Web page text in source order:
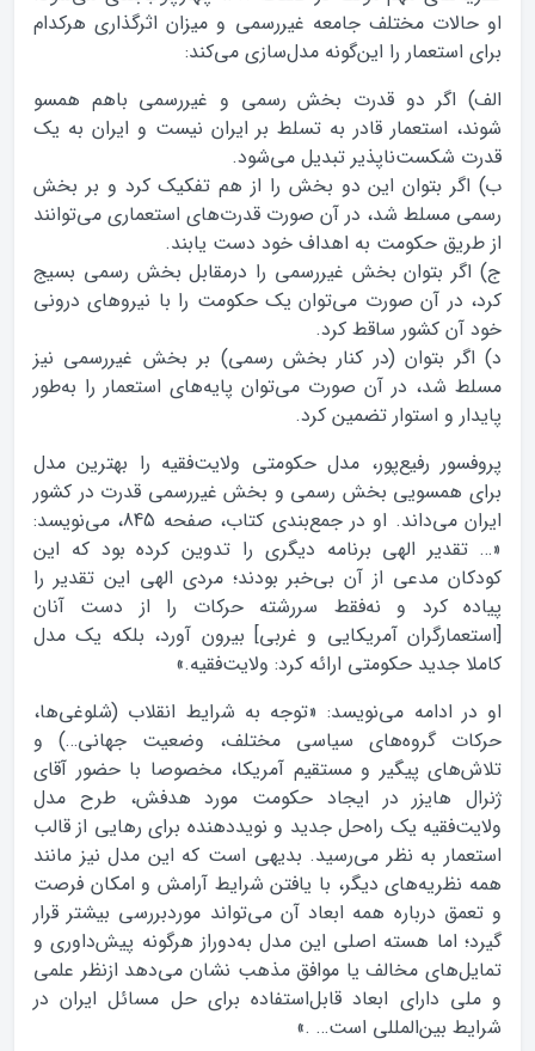
او حالات مختلف جامعه غیررسمی و میزان اثرگذاری هرکدام
برای استعمار را این‌گونه مدل‌سازی می‌کند:
الف) اگر دو قدرت بخش رسمی و غیررسمی باهم همسو
شوند، استعمار قادر به تسلط بر ایران نیست و ایران به یک
قدرت شکست‌ناپذیر تبدیل می‌شود.
ب) اگر بتوان این دو بخش را از هم تفکیک کرد و بر بخش
رسمی مسلط شد، در آن صورت قدرت‌های استعماری می‌توانند
از طریق حکومت به اهداف خود دست یابند.
ج) اگر بتوان بخش غیررسمی را درمقابل بخش رسمی بسیج
کرد، در آن صورت می‌توان یک حکومت را با نیروهای درونی
خود آن کشور ساقط کرد.
د) اگر بتوان (در کنار بخش رسمی) بر بخش غیررسمی نیز
مسلط شد، در آن صورت می‌توان پایه‌های استعمار را به‌طور
پایدار و استوار تضمین کرد.
پروفسور رفیع‌پور، مدل حکومتی ولایت‌فقیه را بهترین مدل
برای همسویی بخش رسمی و بخش غیررسمی قدرت در کشور
ایران می‌داند. او در جمع‌بندی کتاب، صفحه 845، می‌نویسد:
«… تقدیر الهی برنامه دیگری را تدوین کرده بود که این
کودکان مدعی از آن بی‌خبر بودند؛ مردی الهی این تقدیر را
پیاده کرد و نه‌فقط سررشته حرکات را از دست آنان
[استعمارگران آمریکایی و غربی] بیرون آورد، بلکه یک مدل
کاملا جدید حکومتی ارائه کرد: ولایت‌فقیه.»
او در ادامه می‌نویسد: «توجه به شرایط انقلاب (شلوغی‌ها،
حرکات گروه‌های سیاسی مختلف، وضعیت جهانی…) و
تلاش‌های پیگیر و مستقیم آمریکا، مخصوصا با حضور آقای
ژنرال هایزر در ایجاد حکومت مورد هدفش، طرح مدل
ولایت‌فقیه یک راه‌حل جدید و نویددهنده برای رهایی از قالب
استعمار به نظر می‌رسید. بدیهی است که این مدل نیز مانند
همه نظریه‌های دیگر، با یافتن شرایط آرامش و امکان فرصت
و تعمق درباره همه ابعاد آن می‌تواند موردبررسی بیشتر قرار
گیرد؛ اما هسته اصلی این مدل به‌دوراز هرگونه پیش‌داوری و
تمایل‌های مخالف یا موافق مذهب نشان می‌دهد ازنظر علمی
و ملی دارای ابعاد قابل‌استفاده‌ برای حل مسائل ایران در
شرایط بین‌المللی است… .»